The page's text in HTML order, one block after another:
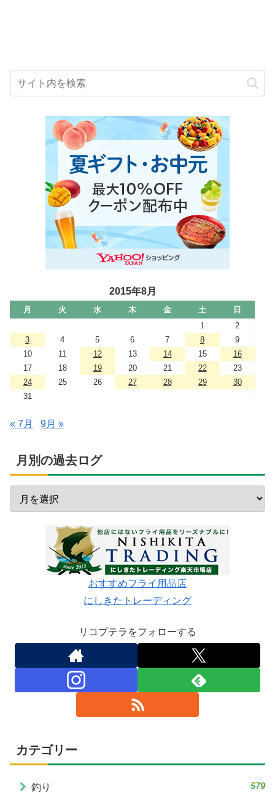
2015年8月
月 火 水 木 金 土
日
1
2
3
4 5 6 7 8
9
10
11 12 13 14 15
16
17
18 19 20 21 22
23
24
25 26 27 28 29
30
31
« 7月 9月 »
月別の過去ログ
おすすめフライ用品店
にしきたトレーディング
リコプテラをフォローする
カテゴリー
釣り 579